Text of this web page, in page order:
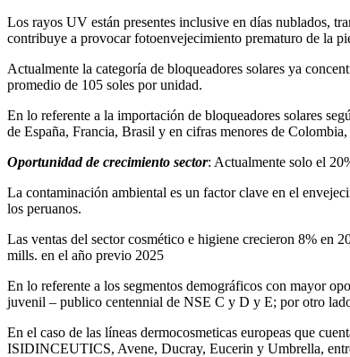
Los rayos UV están presentes inclusive en días nublados,
contribuye a provocar fotoenvejecimiento prematuro de la
Actualmente la categoría de bloqueadores solares ya
promedio de 105 soles por unidad.
En lo referente a la importación de bloqueadores solares
de España, Francia, Brasil y en cifras menores de
Oportunidad de crecimiento sector: Actualmente solo el
La contaminación ambiental es un factor clave en el
los peruanos.
Las ventas del sector cosmético e higiene crecieron 8% en
mills. en el año previo 2025
En lo referente a los segmentos demográficos con mayor
juvenil – publico centennial de NSE C y D y E; por otro
En el caso de las líneas dermocosmeticas europeas que
ISIDINCEUTICS, Avene, Ducray, Eucerin y Umbrella,